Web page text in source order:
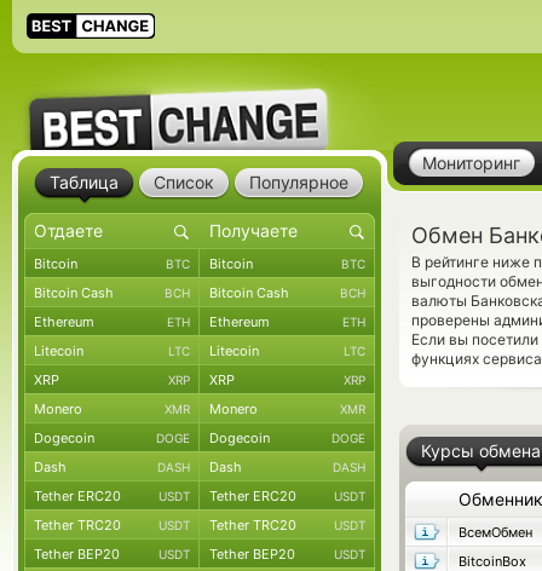
Мониторинг
Обмен
В рейтинге ниже
выгодности
валюты
проверены
Если вы
функциях
Курсы обмена
Обменник
ВсемОбмен
BitcoinBox
Таблица Список Популярное
Bitcoin BTC Bitcoin BTC
Bitcoin Cash BCH Bitcoin Cash BCH
Ethereum ETH Ethereum ETH
Litecoin LTC Litecoin LTC
XRP XRP XRP XRP
Monero XMR Monero XMR
Dogecoin DOGE Dogecoin DOGE
Dash DASH Dash DASH
Tether ERC20 USDT Tether ERC20 USDT
Tether TRC20 USDT Tether TRC20 USDT
Tether BEP20 USDT Tether BEP20 USDT